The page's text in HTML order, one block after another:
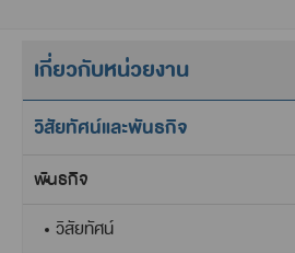
เกี่ยวกับหน่วยงาน
วิสัยทัศน์และพันธกิจ
พันธกิจ
วิสัยทัศน์